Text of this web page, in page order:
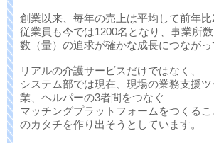
創業以来、毎年の売上は平均して前年比
従業員も今では1200名となり、事業所
数（量）の追求が確かな成長につながっ
リアルの介護サービスだけではなく、
システム部では現在、現場の業務支援
業、ヘルパーの3者間をつなぐ
マッチングプラットフォームをつくる
のカタチを作り出そうとしています。